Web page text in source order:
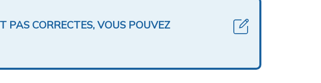
PAS CORRECTES, VOUS POUVEZ